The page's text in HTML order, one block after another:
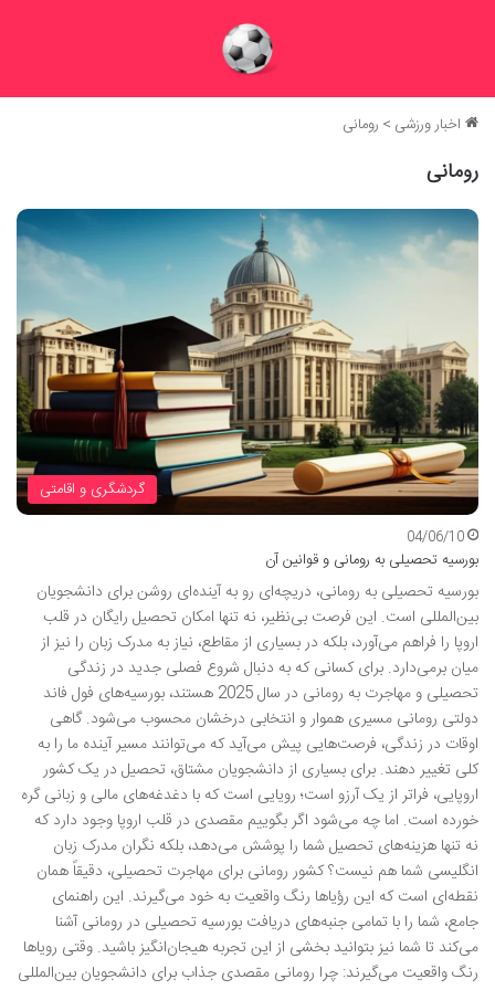
اخبار ورزشی > رومانی
رومانی
گردشگری و اقامتی
04/06/10
بورسیه تحصیلی به رومانی و قوانین آن
بورسیه تحصیلی به رومانی، دریچه‌ای رو به آینده‌ای روشن برای دانشجویان
بین‌المللی است. این فرصت بی‌نظیر، نه تنها امکان تحصیل رایگان در قلب
اروپا را فراهم می‌آورد، بلکه در بسیاری از مقاطع، نیاز به مدرک زبان را نیز از
میان برمی‌دارد. برای کسانی که به دنبال شروع فصلی جدید در زندگی
تحصیلی و مهاجرت به رومانی در سال 2025 هستند، بورسیه‌های فول فاند
دولتی رومانی مسیری هموار و انتخابی درخشان محسوب می‌شود. گاهی
اوقات در زندگی، فرصت‌هایی پیش می‌آید که می‌توانند مسیر آینده ما را به
کلی تغییر دهند. برای بسیاری از دانشجویان مشتاق، تحصیل در یک کشور
اروپایی، فراتر از یک آرزو است؛ رویایی است که با دغدغه‌های مالی و زبانی گره
خورده است. اما چه می‌شود اگر بگوییم مقصدی در قلب اروپا وجود دارد که
نه تنها هزینه‌های تحصیل شما را پوشش می‌دهد، بلکه نگران مدرک زبان
انگلیسی شما هم نیست؟ کشور رومانی برای مهاجرت تحصیلی، دقیقاً همان
نقطه‌ای است که این رؤیاها رنگ واقعیت به خود می‌گیرند. این راهنمای
جامع، شما را با تمامی جنبه‌های دریافت بورسیه تحصیلی در رومانی آشنا
می‌کند تا شما نیز بتوانید بخشی از این تجربه هیجان‌انگیز باشید. وقتی رویاها
رنگ واقعیت می‌گیرند: چرا رومانی مقصدی جذاب برای دانشجویان بین‌المللی